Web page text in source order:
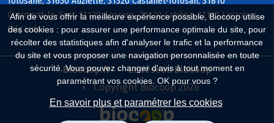
Afin de vous offrir la meilleure expérience possible, Biocoop utilise
des cookies : pour assurer une performance optimale du site, pour
récolter des statistiques afin d'analyser le trafic et la performance
du site et vous proposer une navigation personnalisée en toute
sécurité. Vous pouvez changer d'avis à tout moment en
paramétrant vos cookies. OK pour vous ?
En savoir plus et paramétrer les cookies
Clermont-le-Fort, 31120 Goyrans, 31670 Labège, 31120 Lacroix-
Falgarde
Biocoop.fr
Le réseau Biocoop
Copyright Biocoop 2026